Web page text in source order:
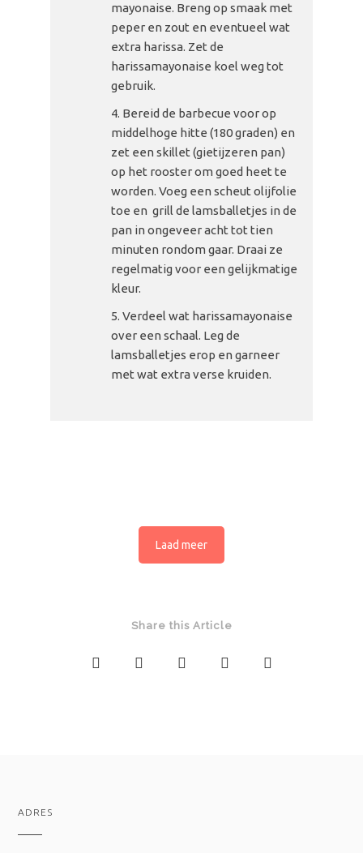
mayonaise. Breng op smaak met
peper en zout en eventueel wat
extra harissa. Zet de
harissamayonaise koel weg tot
gebruik.
Bereid de barbecue voor op
middelhoge hitte (180 graden) en
zet een skillet (gietijzeren pan)
op het rooster om goed heet te
worden. Voeg een scheut olijfolie
toe en grill de lamsballetjes in de
pan in ongeveer acht tot tien
minuten rondom gaar. Draai ze
regelmatig voor een gelijkmatige
kleur.
Verdeel wat harissamayonaise
over een schaal. Leg de
lamsballetjes erop en garneer
met wat extra verse kruiden.
Laad meer
Share this Article
ADRES